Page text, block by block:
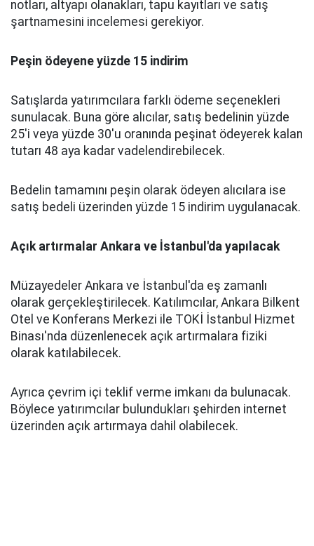
notları, altyapı olanakları, tapu kayıtları ve satış
şartnamesini incelemesi gerekiyor.
Peşin ödeyene yüzde 15 indirim
Satışlarda yatırımcılara farklı ödeme seçenekleri
sunulacak. Buna göre alıcılar, satış bedelinin yüzde
25'i veya yüzde 30'u oranında peşinat ödeyerek kalan
tutarı 48 aya kadar vadelendirebilecek.
Bedelin tamamını peşin olarak ödeyen alıcılara ise
satış bedeli üzerinden yüzde 15 indirim uygulanacak.
Açık artırmalar Ankara ve İstanbul'da yapılacak
Müzayedeler Ankara ve İstanbul'da eş zamanlı
olarak gerçekleştirilecek. Katılımcılar, Ankara Bilkent
Otel ve Konferans Merkezi ile TOKİ İstanbul Hizmet
Binası'nda düzenlenecek açık artırmalara fiziki
olarak katılabilecek.
Ayrıca çevrim içi teklif verme imkanı da bulunacak.
Böylece yatırımcılar bulundukları şehirden internet
üzerinden açık artırmaya dahil olabilecek.